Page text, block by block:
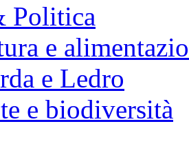
Politica
e
e Ledro
e biodiversità